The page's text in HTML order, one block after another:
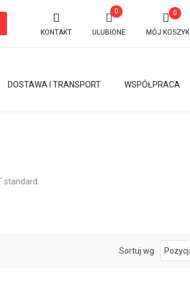
KONTAKT
0
ULUBIONE MÓJ KOSZYK
0
WSPÓŁPRACA
DOSTAWA I TRANSPORT
standard.
Sortuj wg